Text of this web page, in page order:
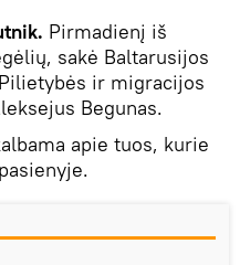
Pirmadienį iš
sakė Baltarusijos
ir migracijos
Begunas.
apie tuos, kurie